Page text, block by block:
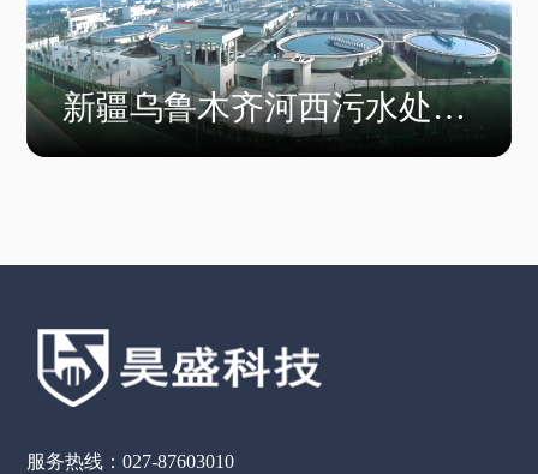
新疆乌鲁木齐河西污水处理
厂三期工程
服务热线：027-87603010